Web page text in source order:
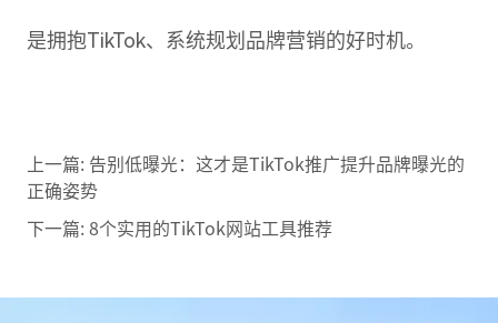
是拥抱TikTok、系统规划品牌营销的好时机。
上一篇: 告别低曝光：这才是TikTok推广提升品牌曝光的
正确姿势
下一篇:8个实用的TikTok网站工具推荐